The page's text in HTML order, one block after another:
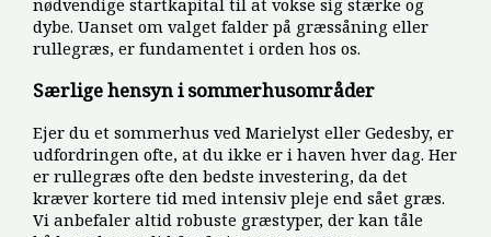
dybe. Uanset om valget falder på græssåning eller
rullegræs, er fundamentet i orden hos os.
Særlige hensyn i sommerhusområder
Ejer du et sommerhus ved Marielyst eller Gedesby, er
udfordringen ofte, at du ikke er i haven hver dag. Her
er rullegræs ofte den bedste investering, da det
kræver kortere tid med intensiv pleje end sået græs.
Vi anbefaler altid robuste græstyper, der kan tåle